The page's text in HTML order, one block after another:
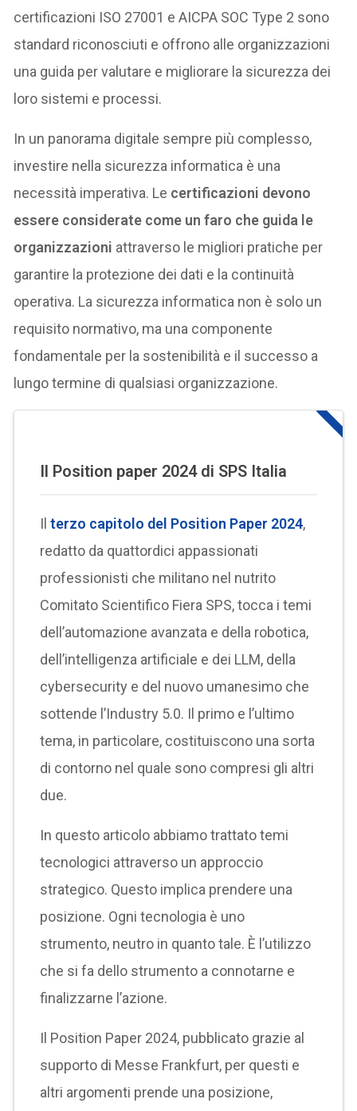
certificazioni ISO 27001 e AICPA SOC Type 2 sono
standard riconosciuti e offrono alle organizzazioni
una guida per valutare e migliorare la sicurezza dei
loro sistemi e processi.
In un panorama digitale sempre più complesso,
investire nella sicurezza informatica è una
necessità imperativa. Le certificazioni devono
essere considerate come un faro che guida le
organizzazioni attraverso le migliori pratiche per
garantire la protezione dei dati e la continuità
operativa. La sicurezza informatica non è solo un
requisito normativo, ma una componente
fondamentale per la sostenibilità e il successo a
lungo termine di qualsiasi organizzazione.
Il Position paper 2024 di SPS Italia
Ilterzo capitolo del Position Paper 2024,
redatto da quattordici appassionati
professionisti che militano nel nutrito
Comitato Scientifico Fiera SPS, tocca i temi
dell’automazione avanzata e della robotica,
dell’intelligenza artificiale e dei LLM, della
cybersecurity e del nuovo umanesimo che
sottende l’Industry 5.0. Il primo e l’ultimo
tema, in particolare, costituiscono una sorta
di contorno nel quale sono compresi gli altri
due.
In questo articolo abbiamo trattato temi
tecnologici attraverso un approccio
strategico. Questo implica prendere una
posizione. Ogni tecnologia è uno
strumento, neutro in quanto tale. È l’utilizzo
che si fa dello strumento a connotarne e
finalizzarne l’azione.
Il Position Paper 2024, pubblicato grazie al
supporto di Messe Frankfurt, per questi e
altri argomenti prende una posizione,